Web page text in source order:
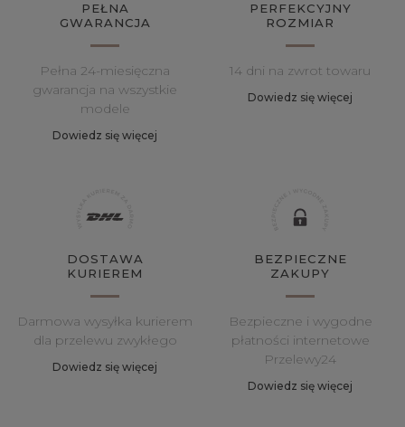
PEŁNA
GWARANCJA
Pełna 24-miesięczna
gwarancja na wszystkie
modele
Dowiedz się więcej
PERFEKCYJNY
ROZMIAR
14 dni na zwrot towaru
Dowiedz się więcej
DOSTAWA
KURIEREM
Darmowa wysyłka kurierem
dla przelewu zwykłego
Dowiedz się więcej
BEZPIECZNE
ZAKUPY
Bezpieczne i wygodne
płatności internetowe
Przelewy24
Dowiedz się więcej